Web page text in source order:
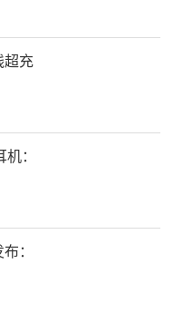
菱纹咬花、魅影
特性。菱纹咬花
确，有可能是C面
配色的官方名称;
于尾部左右两侧
边缘会设置RGB
了一部分接口信
超充
：
：